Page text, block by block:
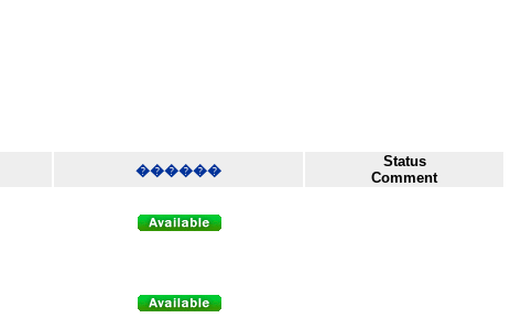
������
Status
Comment